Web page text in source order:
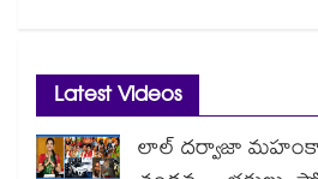
Latest Videos
లాల్ దర్వాజా